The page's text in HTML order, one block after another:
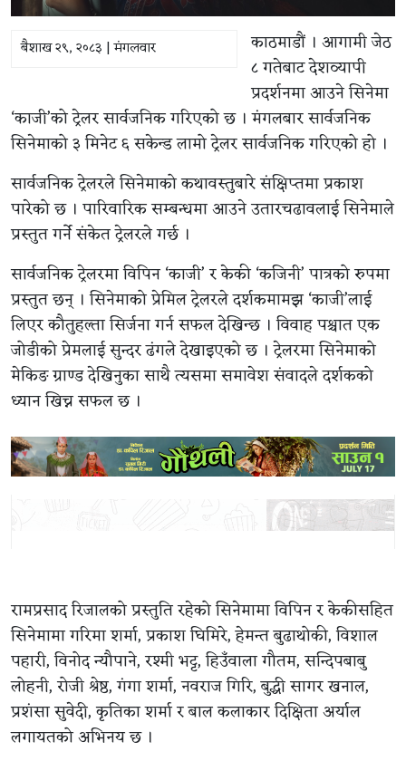
बैशाख २९, २०८३ | मंगलवार
काठमाडौं । आगामी जेठ
८ गतेबाट देशव्यापी
प्रदर्शनमा आउने सिनेमा
‘काजी’को ट्रेलर सार्वजनिक गरिएको छ । मंगलबार सार्वजनिक
सिनेमाको ३ मिनेट ६ सकेन्ड लामो ट्रेलर सार्वजनिक गरिएको हो ।
सार्वजनिक ट्रेलरले सिनेमाको कथावस्तुबारे संक्षिप्तमा प्रकाश
पारेको छ । पारिवारिक सम्बन्धमा आउने उतारचढावलाई सिनेमाले
प्रस्तुत गर्ने संकेत ट्रेलरले गर्छ ।
सार्वजनिक ट्रेलरमा विपिन ‘काजी’ र केकी ‘कजिनी’ पात्रको रुपमा
प्रस्तुत छन् । सिनेमाको प्रेमिल ट्रेलरले दर्शकमामझ ‘काजी’लाई
लिएर कौतुहल्ता सिर्जना गर्न सफल देखिन्छ । विवाह पश्चात एक
जोडीको प्रेमलाई सुन्दर ढंगले देखाइएको छ । ट्रेलरमा सिनेमाको
मेकिङ ग्राण्ड देखिनुका साथै त्यसमा समावेश संवादले दर्शकको
ध्यान खिच्न सफल छ ।
रामप्रसाद रिजालको प्रस्तुति रहेको सिनेमामा विपिन र केकीसहित
सिनेमामा गरिमा शर्मा, प्रकाश घिमिरे, हेमन्त बुढाथोकी, विशाल
पहारी, विनोद न्यौपाने, रश्मी भट्ट, हिउँवाला गौतम, सन्दिपबाबु
लोहनी, रोजी श्रेष्ठ, गंगा शर्मा, नवराज गिरि, बुद्धी सागर खनाल,
प्रशंसा सुवेदी, कृतिका शर्मा र बाल कलाकार दिक्षिता अर्याल
लगायतको अभिनय छ ।